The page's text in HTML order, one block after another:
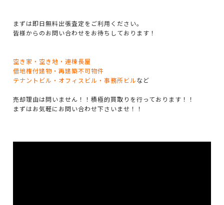
まずは即日無料出張査定をご利用ください。
皆様からのお問い合わせをお待ちしております！
空き家・空き地・連棟長屋
借地権付建物・再建築不可物件
テナントビル・オフィスビル・事務所ビルなど
売却理由は問いません！！積極的買取りを行っております！！
まずはお気軽にお問い合わせ下さいませ！！